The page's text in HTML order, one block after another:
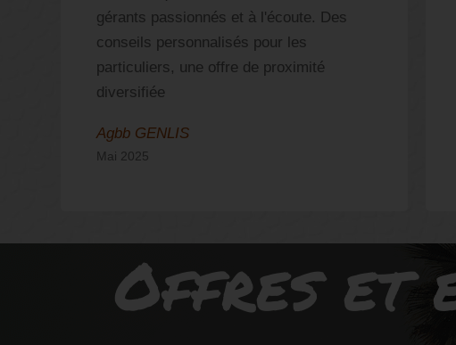
gérants passionnés et à l'écoute. Des
conseils personnalisés pour les
particuliers, une offre de proximité
diversifiée
Agbb GENLIS
Mai 2025
Offres et